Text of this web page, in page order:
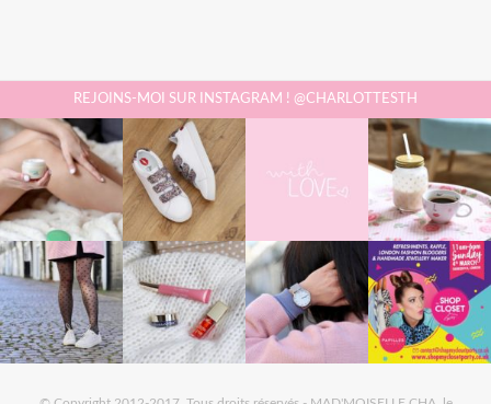
REJOINS-MOI SUR INSTAGRAM ! @CHARLOTTESTH